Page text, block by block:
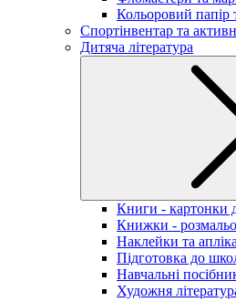
Кольоровий папір
Спортінвентар та
Дитяча література
Книги - картонки
Книжки -
Наклейки та
Підготовка до
Навчальні
Художня